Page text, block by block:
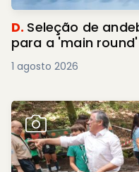
D. Seleção de
para a 'main
1 agosto 2026